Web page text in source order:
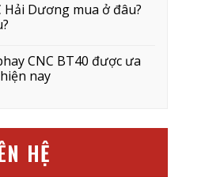
Hải Dương mua ở đâu?
CNC BT40 được ưa
nay
HỆ